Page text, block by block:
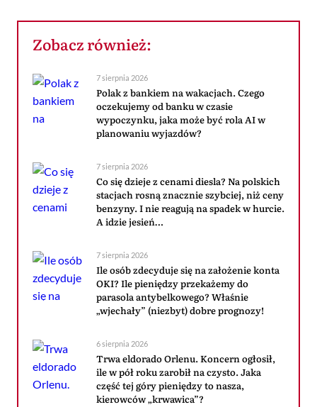
Zobacz również:
7 sierpnia 2026
Polak z bankiem na wakacjach. Czego
oczekujemy od banku w czasie
wypoczynku, jaka może być rola AI w
planowaniu wyjazdów?
7 sierpnia 2026
Co się dzieje z cenami diesla? Na polskich
stacjach rosną znacznie szybciej, niż ceny
benzyny. I nie reagują na spadek w hurcie.
A idzie jesień…
7 sierpnia 2026
Ile osób zdecyduje się na założenie konta
OKI? Ile pieniędzy przekażemy do
parasola antybelkowego? Właśnie
„wjechały” (niezbyt) dobre prognozy!
6 sierpnia 2026
Trwa eldorado Orlenu. Koncern ogłosił,
ile w pół roku zarobił na czysto. Jaka
część tej góry pieniędzy to nasza,
kierowców „krwawica”?